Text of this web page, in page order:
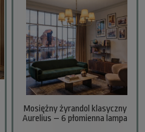
Mosiężny żyrandol klasyczny
Aurelius – 6 płomienna lampa